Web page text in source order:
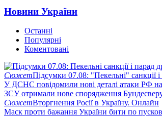
Новини України
Останні
Популярні
Коментовані
СюжетПідсумки 07.08: "Пекельні" санкції
У ДСНС повідомили нові деталі атаки РФ
ЗСУ отримали нове спорядження
СюжетВторгнення Росії в Україну. Онлайн
Маск проти бажання України бити по